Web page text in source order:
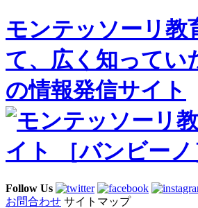
モンテッソーリ教
て、広く知ってい
の情報発信サイト
Follow Us
お問合わせ サイトマップ